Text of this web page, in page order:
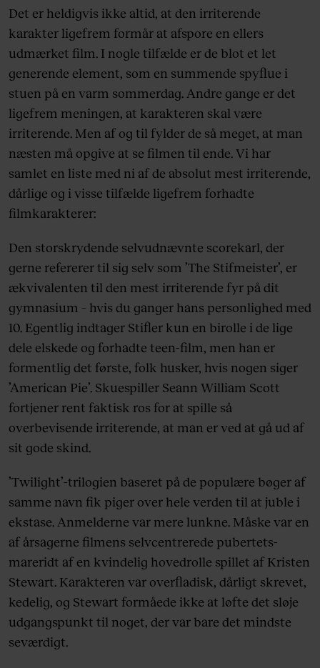
Det er heldigvis ikke altid, at den irriterende
karakter ligefrem formår at afspore en ellers
udmærket film. I nogle tilfælde er de blot et let
generende element, som en summende spyflue i
stuen på en varm sommerdag. Andre gange er det
ligefrem meningen, at karakteren skal være
irriterende. Men af og til fylder de så meget, at man
næsten må opgive at se filmen til ende. Vi har
samlet en liste med ni af de absolut mest irriterende,
dårlige og i visse tilfælde ligefrem forhadte
filmkarakterer:
Den storskrydende selvudnævnte scorekarl, der
gerne refererer til sig selv som ’The Stifmeister’, er
ækvivalenten til den mest irriterende fyr på dit
gymnasium – hvis du ganger hans personlighed med
10. Egentlig indtager Stifler kun en birolle i de lige
dele elskede og forhadte teen-film, men han er
formentlig det første, folk husker, hvis nogen siger
’American Pie’. Skuespiller Seann William Scott
fortjener rent faktisk ros for at spille så
overbevisende irriterende, at man er ved at gå ud af
sit gode skind.
’Twilight’-trilogien baseret på de populære bøger af
samme navn fik piger over hele verden til at juble i
ekstase. Anmelderne var mere lunkne. Måske var en
af årsagerne filmens selvcentrerede pubertets-
mareridt af en kvindelig hovedrolle spillet af Kristen
Stewart. Karakteren var overfladisk, dårligt skrevet,
kedelig, og Stewart formåede ikke at løfte det sløje
udgangspunkt til noget, der var bare det mindste
seværdigt.